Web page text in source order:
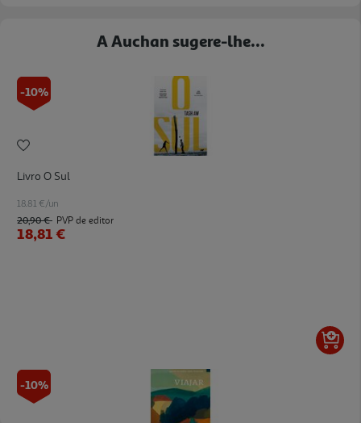
A Auchan sugere-lhe...
-10%
Livro O Sul
18.81 €/un
20,90 € PVP de editor
18,81 €
-10%